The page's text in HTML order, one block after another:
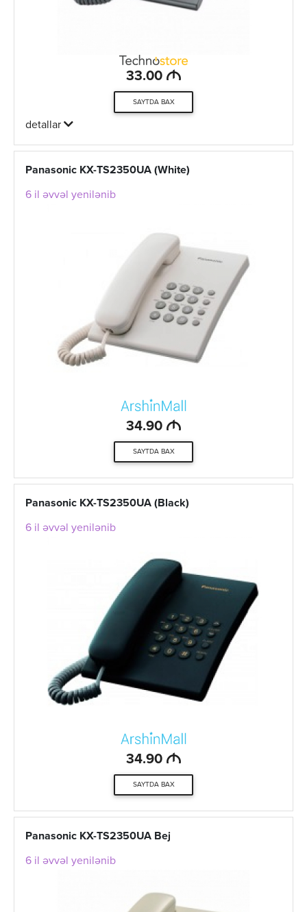
33.00 M
SAYTDA BAX
detallar
Panasonic KX-TS2350UA (White)
6 il əvvəl yenilənib
34.90 M
SAYTDA BAX
Panasonic KX-TS2350UA (Black)
6 il əvvəl yenilənib
34.90 M
SAYTDA BAX
Panasonic KX-TS2350UA Bej
6 il əvvəl yenilənib